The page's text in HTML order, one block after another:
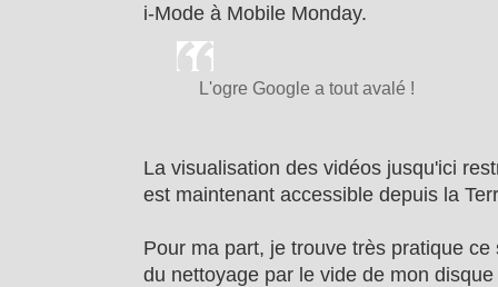
i-Mode à Mobile Monday.
L'ogre Google a tout avalé !
La visualisation des vidéos jusqu'ici
est maintenant accessible depuis la
Pour ma part, je trouve très pratique
du nettoyage par le vide de mon